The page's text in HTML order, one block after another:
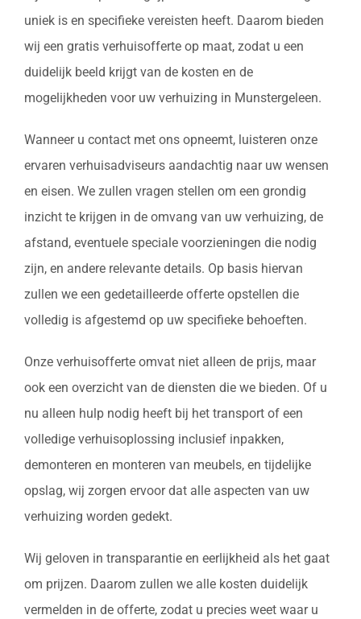
uniek is en specifieke vereisten heeft. Daarom bieden
wij een gratis verhuisofferte op maat, zodat u een
duidelijk beeld krijgt van de kosten en de
mogelijkheden voor uw verhuizing in Munstergeleen.
Wanneer u contact met ons opneemt, luisteren onze
ervaren verhuisadviseurs aandachtig naar uw wensen
en eisen. We zullen vragen stellen om een grondig
inzicht te krijgen in de omvang van uw verhuizing, de
afstand, eventuele speciale voorzieningen die nodig
zijn, en andere relevante details. Op basis hiervan
zullen we een gedetailleerde offerte opstellen die
volledig is afgestemd op uw specifieke behoeften.
Onze verhuisofferte omvat niet alleen de prijs, maar
ook een overzicht van de diensten die we bieden. Of u
nu alleen hulp nodig heeft bij het transport of een
volledige verhuisoplossing inclusief inpakken,
demonteren en monteren van meubels, en tijdelijke
opslag, wij zorgen ervoor dat alle aspecten van uw
verhuizing worden gedekt.
Wij geloven in transparantie en eerlijkheid als het gaat
om prijzen. Daarom zullen we alle kosten duidelijk
vermelden in de offerte, zodat u precies weet waar u